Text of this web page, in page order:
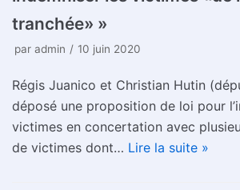
tranchée» »
par admin 10 juin 2020
Régis Juanico et Christian Hutin
déposé une proposition de loi pour
victimes en concertation avec
de victimes dont… Lire la suite »